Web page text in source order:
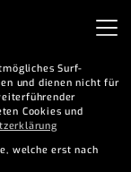
Surf-
und dienen nicht für
Cookies und
welche erst nach